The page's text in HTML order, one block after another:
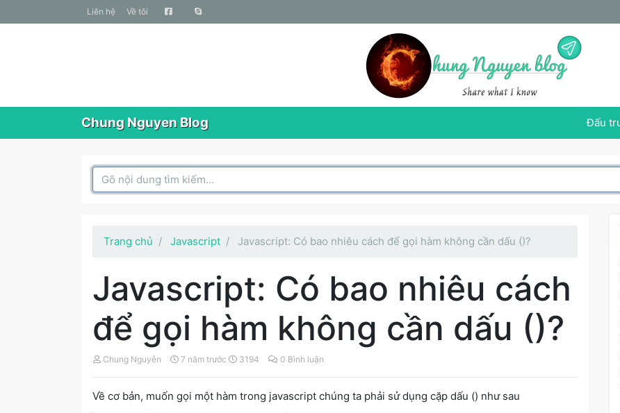
liên hệ Về tôi
Chung Nguyen Blog Đấu
Search Box
Trang chủ Javascript Javascript: Có bao nhiêu cách để gọi hàm không cần dấu ()?
Javascript: Có bao nhiêu cách
để gọi hàm không cần dấu ()?
Chung Nguyễn 7 năm trước 3194 0 Bình luận
Về cơ bản, muốn gọi một hàm trong javascript chúng ta phải sử dụng cặp dấu () như sau